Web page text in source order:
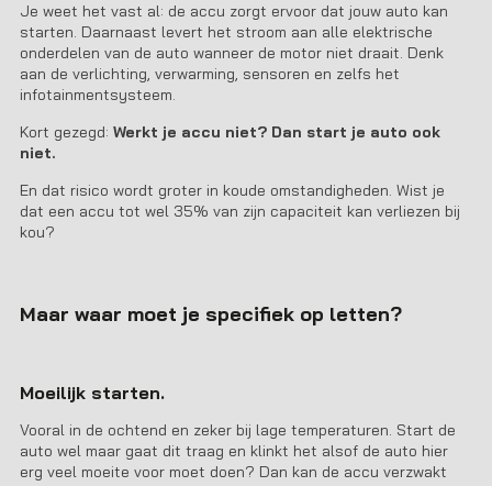
Je weet het vast al: de accu zorgt ervoor dat jouw auto kan
starten. Daarnaast levert het stroom aan alle elektrische
onderdelen van de auto wanneer de motor niet draait. Denk
aan de verlichting, verwarming, sensoren en zelfs het
infotainmentsysteem.
Kort gezegd: Werkt je accu niet? Dan start je auto ook
niet.
En dat risico wordt groter in koude omstandigheden. Wist je
dat een accu tot wel 35% van zijn capaciteit kan verliezen bij
kou?
Maar waar moet je specifiek op letten?
Moeilijk starten.
Vooral in de ochtend en zeker bij lage temperaturen. Start de
auto wel maar gaat dit traag en klinkt het alsof de auto hier
erg veel moeite voor moet doen? Dan kan de accu verzwakt